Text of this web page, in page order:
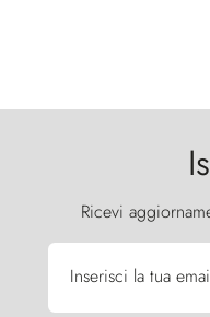
Ricevi
Inserisci la tua